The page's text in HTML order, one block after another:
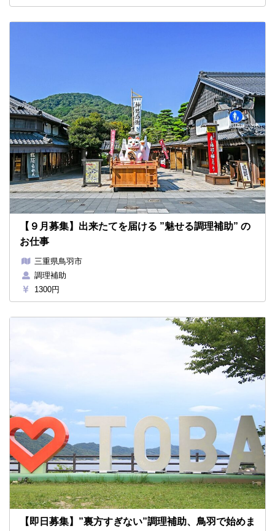
【９月募集】出来たてを届ける ”魅せる調理補助” の
お仕事
三重県鳥羽市
調理補助
1300円
【即日募集】”裏方すぎない”調理補助、鳥羽で始めま